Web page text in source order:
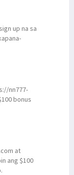
up na sa
nn777-
bonus
at
ang $100